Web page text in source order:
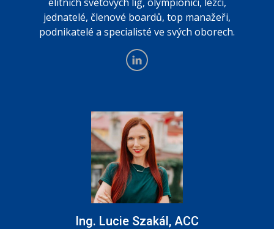
jednatelé, členové boardů, top manažeři,
podnikatelé a specialisté ve svých oborech.
Ing. Lucie Szakál, ACC